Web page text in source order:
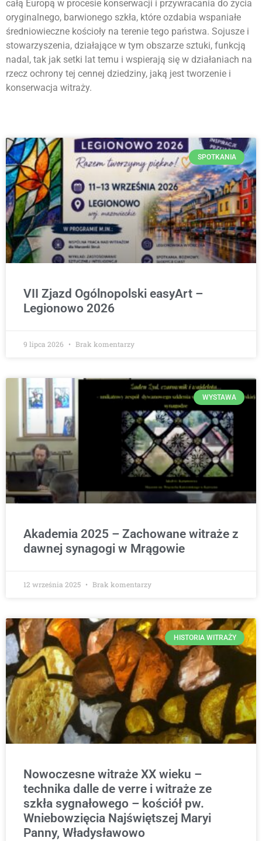
całą Europą w procesie konserwacji i przywracania do życia
oryginalnego, barwionego szkła, które ozdabia wspaniałe
średniowieczne kościoły na terenie tego państwa. Sojusze i
stowarzyszenia, działające w tym obszarze sztuki, funkcją
nadal, tak jak setki lat temu i wspierają się w działaniach na
rzecz ochrony tej cennej dziedziny, jaką jest tworzenie i
konserwacja witraży.
SPOTKANIA
VII Zjazd Ogólnopolski easyArt –
Legionowo 2026
9 lipca 2026 Brak komentarzy
WYSTAWA
Akademia 2025 – Zachowane witraże z
dawnej synagogi w Mrągowie
12 września 2025 Brak komentarzy
HISTORIA WITRAŻY
Nowoczesne witraże XX wieku –
technika dalle de verre i witraże ze
szkła sygnałowego – kościół pw.
Wniebowzięcia Najświętszej Maryi
Panny, Władysławowo